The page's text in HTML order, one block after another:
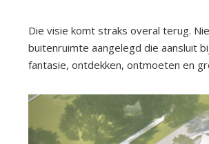
Die visie komt straks overal terug.
buitenruimte aangelegd die aansluit
fantasie, ontdekken, ontmoeten en